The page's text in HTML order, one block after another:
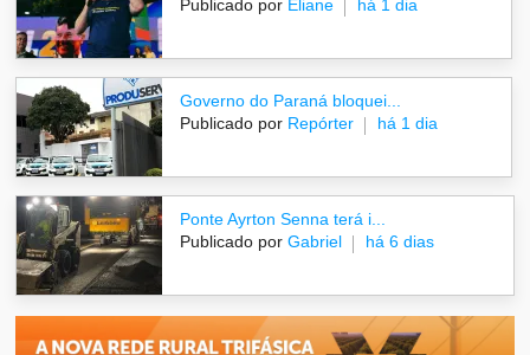
Publicado por Eliane há 1 dia
Governo do Paraná bloquei...
Publicado por Repórter há 1 dia
Ponte Ayrton Senna terá i...
Publicado por Gabriel há 6 dias